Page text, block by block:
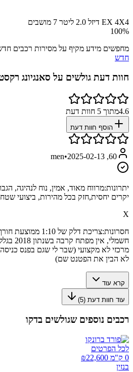
EX 4X4 דיזל 2.0 ליטר 7 מושבים
100%
מחפשים מידע מקיף על מסירות רכבים
חדש
חוות דעת גולשים על סאנגיונג
4.6מתוך 5 חוות דעת
הוסף חוות דעת
60, men
•2025-02-13
יתרונות:מרווח מאוד, אמין, נוח לנהיגה,
יקרים יחסית,חזק בכל מהירות, ביצועי
X
חסרונות:
צריכת דלק של
חשמלי,
מרכזי לא מקצועי (שבר לי שגם בפנס
לא הבין את הפטנט שם)
קרא עוד
עוד חוות דעת (5
)
רכבים נוספים שגולשים בדקו
לכל הפרטים
0 ק"מ ₪
22,600
בנזין